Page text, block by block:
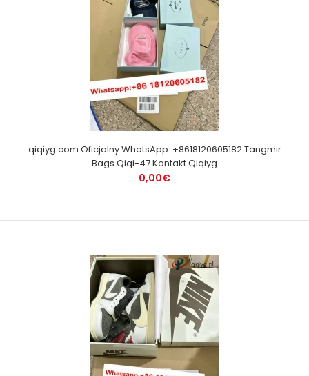
qiqiyg.com Oficjalny WhatsApp: +8618120605182 Tangmir
Bags Qiqi-47 Kontakt Qiqiyg
0,00€